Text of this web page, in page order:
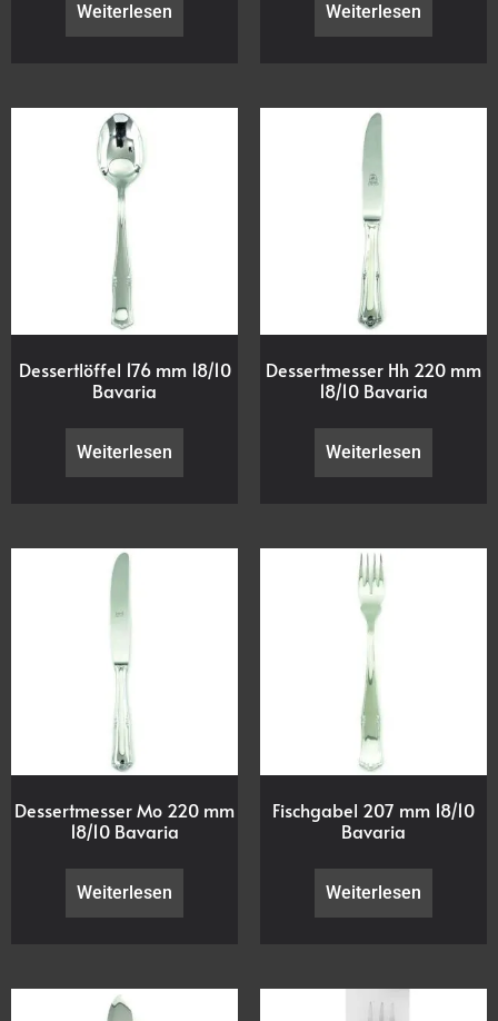
Weiterlesen Weiterlesen
Dessertlöffel 176 mm 18/10
Bavaria
Weiterlesen
Dessertmesser Hh 220 mm
18/10 Bavaria
Weiterlesen
Dessertmesser Mo 220 mm
18/10 Bavaria
Weiterlesen
Fischgabel 207 mm 18/10
Bavaria
Weiterlesen